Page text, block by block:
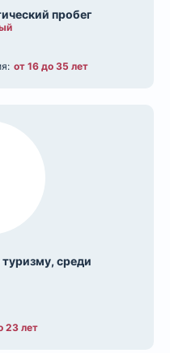
пробег
от 16 до 35 лет
среди
23 лет